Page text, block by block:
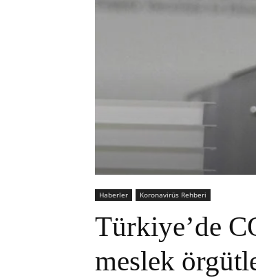
Haberler Koronavirüs Rehberi
Türkiye’de
meslek